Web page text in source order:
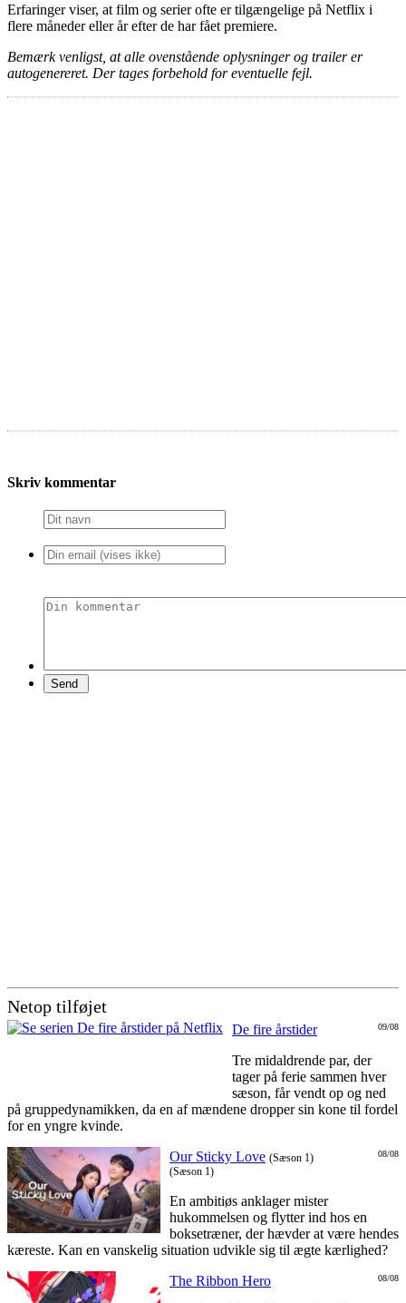
Erfaringer viser, at film og serier ofte er tilgængelige på Netflix i
flere måneder eller år efter de har fået premiere.
Bemærk venligst, at alle ovenstående oplysninger og trailer er
autogenereret. Der tages forbehold for eventuelle fejl.
Skriv kommentar
Netop tilføjet
09/08
De fire årstider
Tre midaldrende par, der
tager på ferie sammen hver
sæson, får vendt op og ned
på gruppedynamikken, da en af mændene dropper sin kone til fordel
for en yngre kvinde.
08/08
Our Sticky Love (Sæson 1)
(Sæson 1)
En ambitiøs anklager mister
hukommelsen og flytter ind hos en
boksetræner, der hævder at være hendes
kæreste. Kan en vanskelig situation udvikle sig til ægte kærlighed?
08/08
The Ribbon Hero